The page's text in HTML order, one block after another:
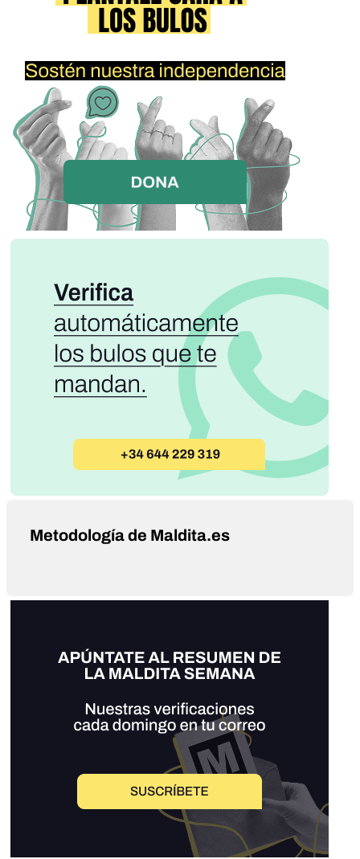
Metodología de Maldita.es